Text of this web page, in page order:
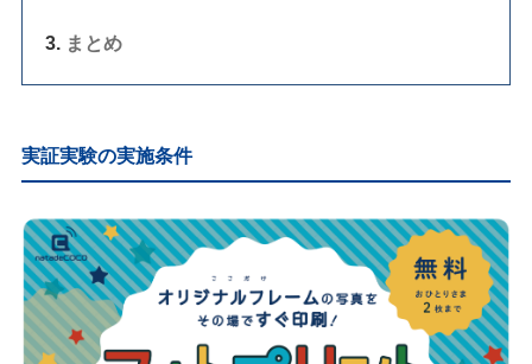
まとめ
実証実験の実施条件